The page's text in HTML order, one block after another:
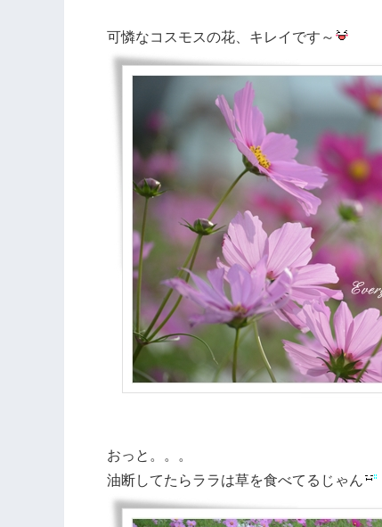
可憐なコスモスの花、キレイです～
おっと。。。
油断してたらララは草を食べてるじゃん